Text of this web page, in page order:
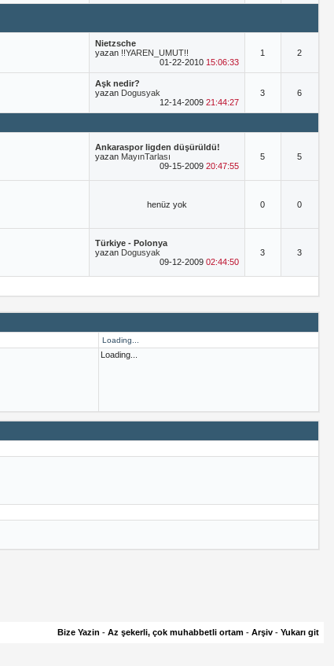
Nietzsche
yazan !!YAREN_UMUT!!
01-22-2010 15:06:33
1 2
Aşk nedir?
yazan Dogusyak
12-14-2009 21:44:27
3 6
Ankaraspor ligden düşürüldü!
yazan MayınTarlası
09-15-2009 20:47:55
5 5
henüz yok 0 0
Türkiye - Polonya
yazan Dogusyak
09-12-2009 02:44:50
3 3
Loading...
Loading...
Bize Yazin - Az şekerli, çok muhabbetli ortam - Arşiv - Yukarı git